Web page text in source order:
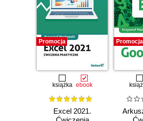
Promocja
książka ebook
Excel 2021.
Promocja